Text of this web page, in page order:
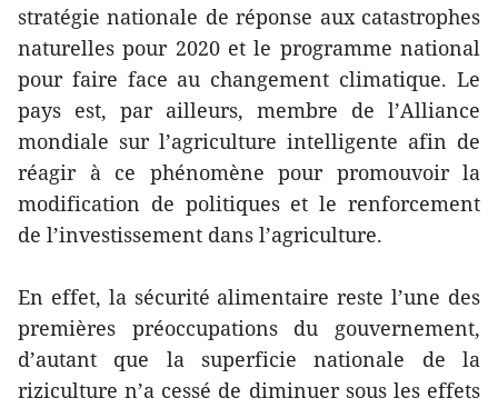
stratégie nationale de réponse aux catastrophes
naturelles pour 2020 et le programme national
pour faire face au changement climatique. Le
pays est, par ailleurs, membre de l’Alliance
mondiale sur l’agriculture intelligente afin de
réagir à ce phénomène pour promouvoir la
modification de politiques et le renforcement
de l’investissement dans l’agriculture.
En effet, la sécurité alimentaire reste l’une des
premières préoccupations du gouvernement,
d’autant que la superficie nationale de la
riziculture n’a cessé de diminuer sous les effets